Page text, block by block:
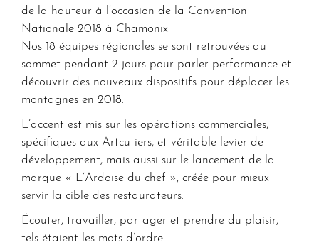
de la hauteur à l’occasion de la Convention
Nationale 2018 à Chamonix.
Nos 18 équipes régionales se sont retrouvées au
sommet pendant 2 jours pour parler performance et
découvrir des nouveaux dispositifs pour déplacer les
montagnes en 2018.
L’accent est mis sur les opérations commerciales,
spécifiques aux Artcutiers, et véritable levier de
développement, mais aussi sur le lancement de la
marque « L’Ardoise du chef », créée pour mieux
servir la cible des restaurateurs.
Écouter, travailler, partager et prendre du plaisir,
tels étaient les mots d’ordre.